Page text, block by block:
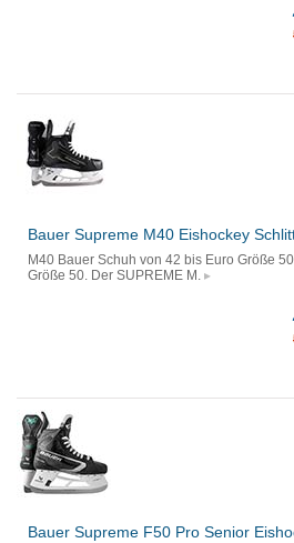
Bauer Supreme M40 Eishockey
M40 Bauer Schuh von 42 bis Euro Größe
Größe 50. Der SUPREME M.
Bauer Supreme F50 Pro Senior